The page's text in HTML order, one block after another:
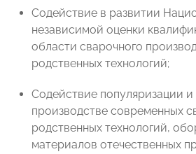
Содействие в развитии
независимой оценки
области сварочного
родственных технологий;
Содействие популяризации
производстве современных
родственных технологий,
материалов отечественных